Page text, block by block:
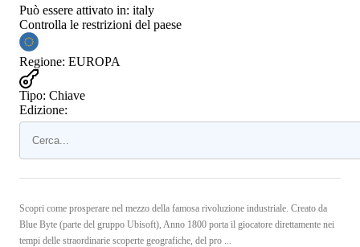
Può essere attivato in: italy
Controlla le restrizioni del paese
Regione: EUROPA
Tipo: Chiave
Edizione:
Scopri come prosperare nel mezzo della famosa rivoluzione industriale. Creato da
Blue Byte (parte del gruppo Ubisoft), Anno 1800 porta il giocatore direttamente nei
tempi delle straordinarie scoperte geografiche, del pro ...